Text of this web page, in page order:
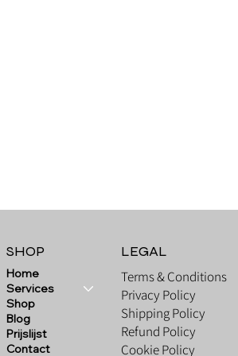
SHOP
Home
Services
Shop
Blog
Prijslijst
Contact
LEGAL
Terms & Conditions
Privacy Policy
Shipping Policy
Refund Policy
Cookie Policy